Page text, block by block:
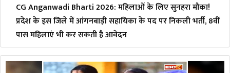
CG Anganwadi Bharti 2026: महिलाओं के लिए सुनहरा मौका!
प्रदेश के इस जिले में आंगनबाड़ी सहायिका के पद पर निकली भर्ती, 8वीं
पास महिलाएं भी कर सकती है आवेदन